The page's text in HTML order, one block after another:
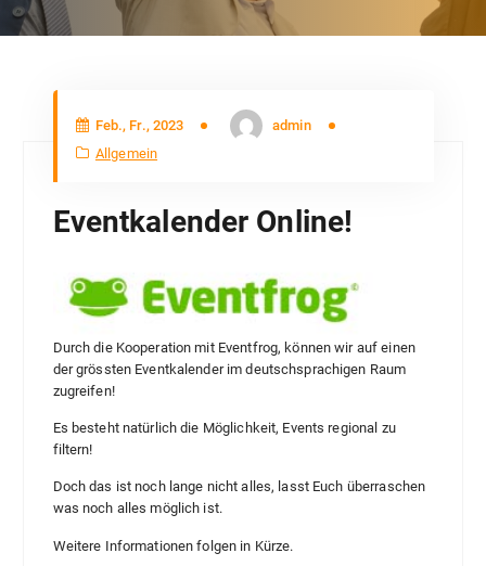
Feb., Fr., 2023
admin
Allgemein
Eventkalender Online!
Durch die Kooperation mit Eventfrog, können wir auf einen
der grössten Eventkalender im deutschsprachigen Raum
zugreifen!
Es besteht natürlich die Möglichkeit, Events regional zu
filtern!
Doch das ist noch lange nicht alles, lasst Euch überraschen
was noch alles möglich ist.
Weitere Informationen folgen in Kürze.